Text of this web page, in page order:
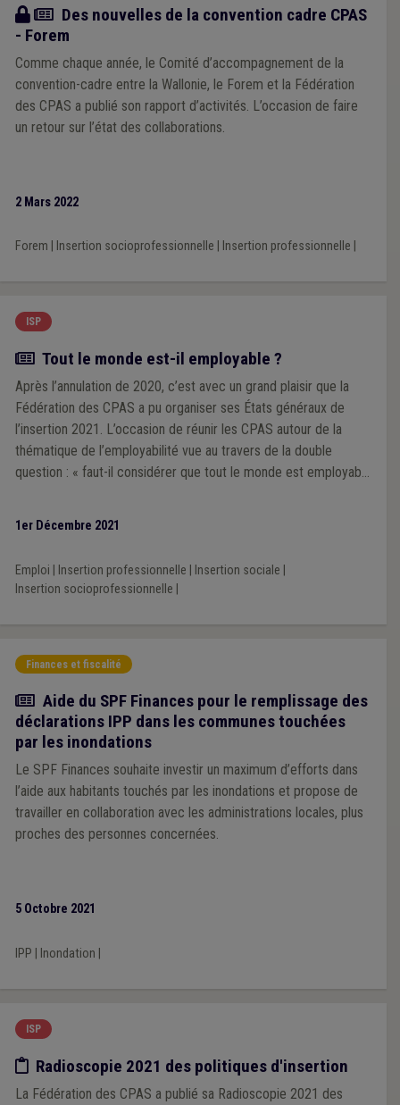
Article
Des nouvelles de la convention cadre CPAS
- Forem
Comme chaque année, le Comité d’accompagnement de la
convention-cadre entre la Wallonie, le Forem et la Fédération
des CPAS a publié son rapport d’activités. L’occasion de faire
un retour sur l’état des collaborations.
2 Mars 2022
Forem Insertion socioprofessionnelle Insertion professionnelle
ISP
Article
Tout le monde est-il employable ?
Après l’annulation de 2020, c’est avec un grand plaisir que la
Fédération des CPAS a pu organiser ses États généraux de
l’insertion 2021. L’occasion de réunir les CPAS autour de la
thématique de l’employabilité vue au travers de la double
question : « faut-il considérer que tout le monde est employable
pointer les grands éléments de cette question... Insoluble.
1er Décembre 2021
Emploi Insertion professionnelle Insertion sociale
Insertion socioprofessionnelle
Finances et fiscalité
Actualité
Aide du SPF Finances pour le remplissage des
déclarations IPP dans les communes touchées
par les inondations
Le SPF Finances souhaite investir un maximum d’efforts dans
l’aide aux habitants touchés par les inondations et propose de
travailler en collaboration avec les administrations locales, plus
proches des personnes concernées.
5 Octobre 2021
IPP Inondation
ISP
Etude/chiffres
Radioscopie 2021 des politiques d'insertion
La Fédération des CPAS a publié sa Radioscopie 2021 des